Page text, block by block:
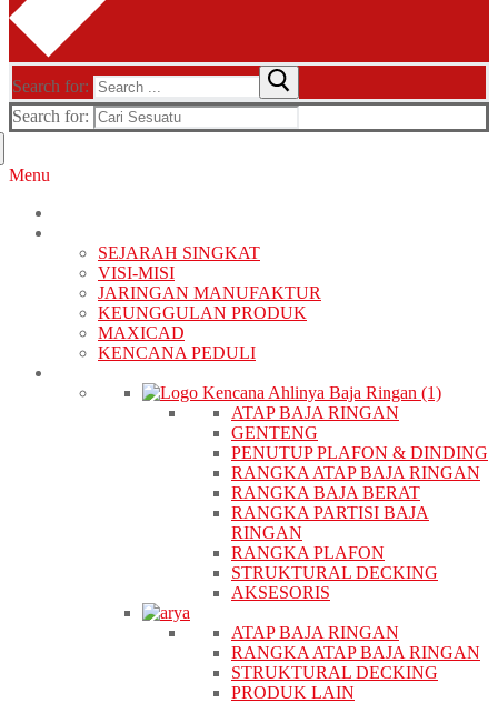
Search for:
Search for:
Menu
SEJARAH SINGKAT
VISI-MISI
JARINGAN MANUFAKTUR
KEUNGGULAN PRODUK
MAXICAD
KENCANA PEDULI
ATAP BAJA RINGAN
GENTENG
PENUTUP PLAFON & DINDING
RANGKA ATAP BAJA RINGAN
RANGKA BAJA BERAT
RANGKA PARTISI BAJA
RINGAN
RANGKA PLAFON
STRUKTURAL DECKING
AKSESORIS
ATAP BAJA RINGAN
RANGKA ATAP BAJA RINGAN
STRUKTURAL DECKING
PRODUK LAIN